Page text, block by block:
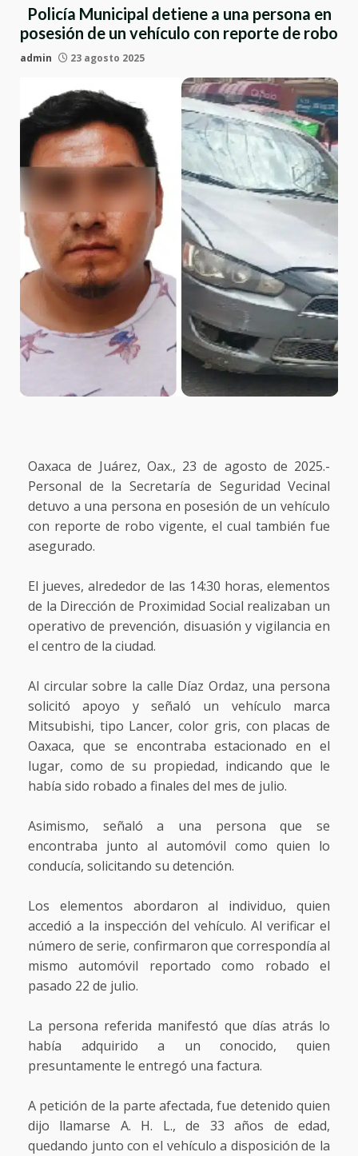
Policía Municipal detiene a una persona en
posesión de un vehículo con reporte de robo
admin 23 agosto 2025
Oaxaca de Juárez, Oax., 23 de agosto de 2025.-
Personal de la Secretaría de Seguridad Vecinal
detuvo a una persona en posesión de un vehículo
con reporte de robo vigente, el cual también fue
asegurado.
El jueves, alrededor de las 14:30 horas, elementos
de la Dirección de Proximidad Social realizaban un
operativo de prevención, disuasión y vigilancia en
el centro de la ciudad.
Al circular sobre la calle Díaz Ordaz, una persona
solicitó apoyo y señaló un vehículo marca
Mitsubishi, tipo Lancer, color gris, con placas de
Oaxaca, que se encontraba estacionado en el
lugar, como de su propiedad, indicando que le
había sido robado a finales del mes de julio.
Asimismo, señaló a una persona que se
encontraba junto al automóvil como quien lo
conducía, solicitando su detención.
Los elementos abordaron al individuo, quien
accedió a la inspección del vehículo. Al verificar el
número de serie, confirmaron que correspondía al
mismo automóvil reportado como robado el
pasado 22 de julio.
La persona referida manifestó que días atrás lo
había adquirido a un conocido, quien
presuntamente le entregó una factura.
A petición de la parte afectada, fue detenido quien
dijo llamarse A. H. L., de 33 años de edad,
quedando junto con el vehículo a disposición de la